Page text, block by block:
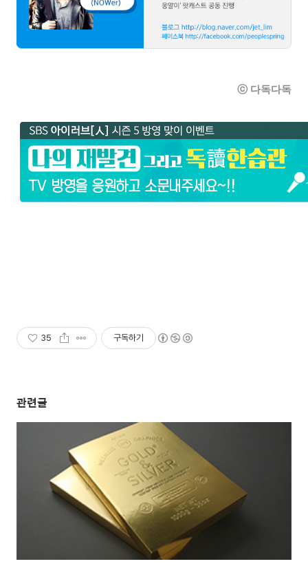
ⓒ 다독다독
35 구독하기
관련글